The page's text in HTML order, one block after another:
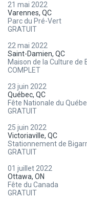
21 mai 2022
Varennes, QC
Parc du Pré-Vert
GRATUIT
22 mai 2022
Saint-Damien, QC
Maison de la Culture de
COMPLET
23 juin 2022
Québec, QC
Fête Nationale du
GRATUIT
25 juin 2022
Victoriaville, QC
Stationnement de
GRATUIT
01 juillet 2022
Ottawa, ON
Fête du Canada
GRATUIT